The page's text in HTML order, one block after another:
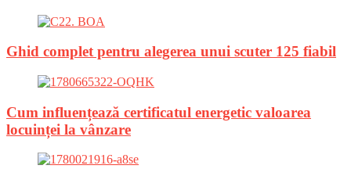
Ghid complet pentru alegerea unui scuter 125 fiabil
Cum influențează certificatul energetic valoarea
locuinței la vânzare